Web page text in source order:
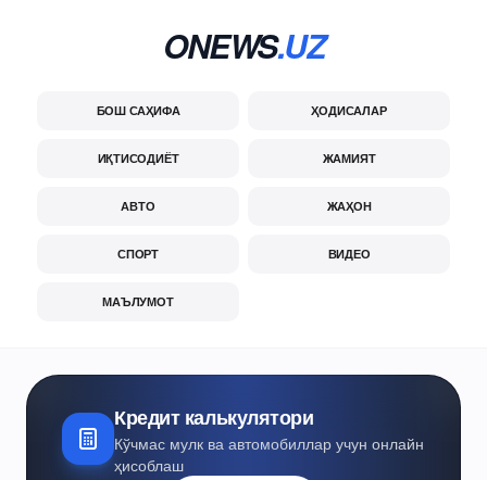
ONEWS.UZ
БОШ САҲИФА ҲОДИСАЛАР
ИҚТИСОДИЁТ ЖАМИЯТ
АВТО ЖАҲОН
СПОРТ ВИДЕО
МАЪЛУМОТ
Кредит калькулятори
Кўчмас мулк ва автомобиллар учун онлайн
ҳисоблаш